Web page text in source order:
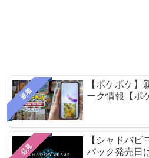
新着
【ポケポケ】
ーク情報【ポ
必見
【シャドバビ
パック発売日